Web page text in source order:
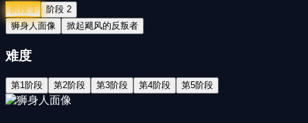
阶段 1
阶段 2
狮身人面像
掀起飓风的反叛者
难度
第1阶段 第2阶段 第3阶段 第4阶段 第5阶段